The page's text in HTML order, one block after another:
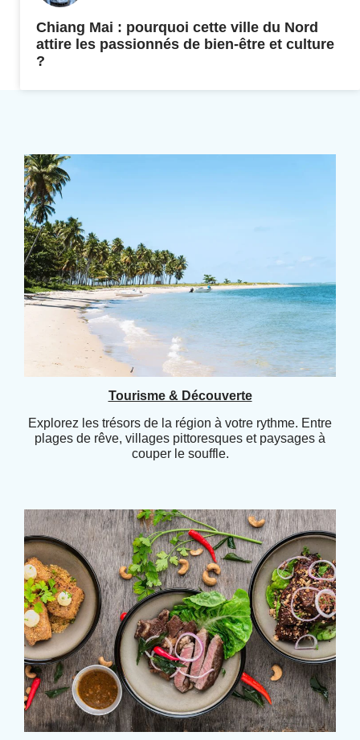
Chiang Mai : pourquoi cette ville du Nord
attire les passionnés de bien-être et culture
?
Tourisme & Découverte
Explorez les trésors de la région à votre rythme. Entre
plages de rêve, villages pittoresques et paysages à
couper le souffle.